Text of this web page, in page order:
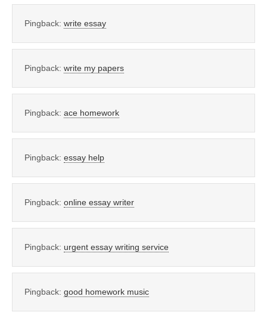
Pingback: write essay
Pingback: write my papers
Pingback: ace homework
Pingback: essay help
Pingback: online essay writer
Pingback: urgent essay writing service
Pingback: good homework music